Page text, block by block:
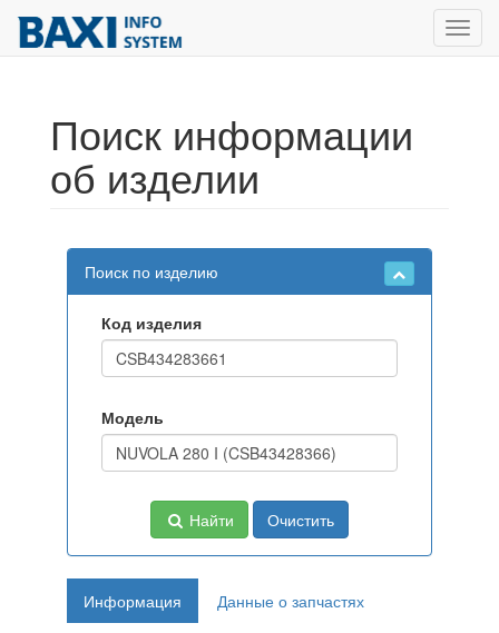
Поиск информации
об изделии
Поиск по изделию
Код изделия
Модель
Найти Очистить
Информация
Данные о запчастях